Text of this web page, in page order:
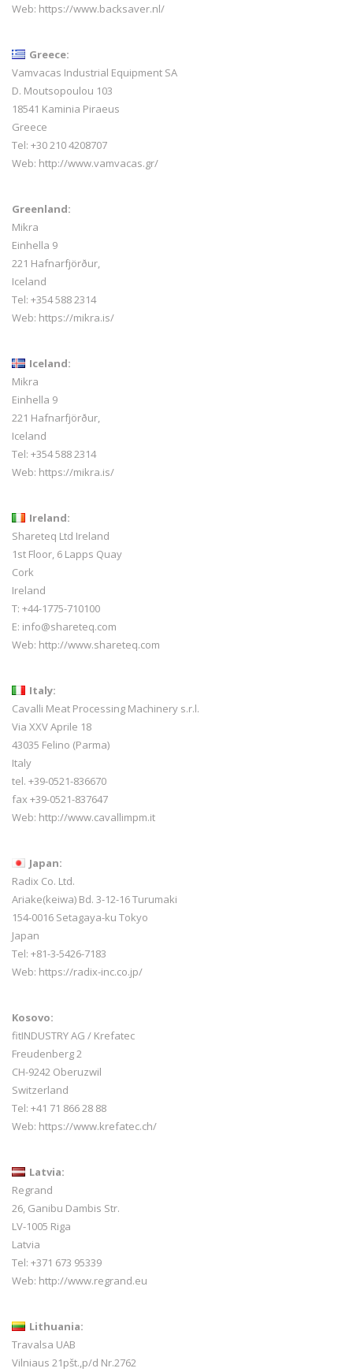
Web: https://www.backsaver.nl/
Greece:
Vamvacas Industrial Equipment SA
D. Moutsopoulou 103
18541 Kaminia Piraeus
Greece
Tel: +30 210 4208707
Web: http://www.vamvacas.gr/
Greenland:
Mikra
Einhella 9
221 Hafnarfjörður,
Iceland
Tel: +354 588 2314
Web: https://mikra.is/
Iceland:
Mikra
Einhella 9
221 Hafnarfjörður,
Iceland
Tel: +354 588 2314
Web: https://mikra.is/
Ireland:
Shareteq Ltd Ireland
1st Floor, 6 Lapps Quay
Cork
Ireland
T: +44-1775-710100
E: info@shareteq.com
Web: http://www.shareteq.com
Italy:
Cavalli Meat Processing Machinery s.r.l.
Via XXV Aprile 18
43035 Felino (Parma)
Italy
tel. +39-0521-836670
fax +39-0521-837647
Web: http://www.cavallimpm.it
Japan:
Radix Co. Ltd.
Ariake(keiwa) Bd. 3-12-16 Turumaki
154-0016 Setagaya-ku Tokyo
Japan
Tel: +81-3-5426-7183
Web: https://radix-inc.co.jp/
Kosovo:
fitINDUSTRY AG / Krefatec
Freudenberg 2
CH-9242 Oberuzwil
Switzerland
Tel: +41 71 866 28 88
Web: https://www.krefatec.ch/
Latvia:
Regrand
26, Ganibu Dambis Str.
LV-1005 Riga
Latvia
Tel: +371 673 95339
Web: http://www.regrand.eu
Lithuania:
Travalsa UAB
Vilniaus 21pšt.,p/d Nr.2762